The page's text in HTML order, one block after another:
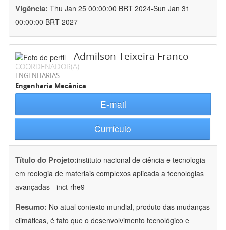
Vigência: Thu Jan 25 00:00:00 BRT 2024-Sun Jan 31
00:00:00 BRT 2027
Admilson Teixeira Franco
COORDENADOR(A)
ENGENHARIAS
Engenharia Mecânica
E-mail
Currículo
Título do Projeto:instituto nacional de ciência e tecnologia
em reologia de materiais complexos aplicada a tecnologias
avançadas - inct-rhe9
Resumo: No atual contexto mundial, produto das mudanças
climáticas, é fato que o desenvolvimento tecnológico e